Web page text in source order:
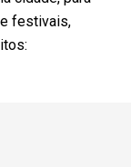
festivais,